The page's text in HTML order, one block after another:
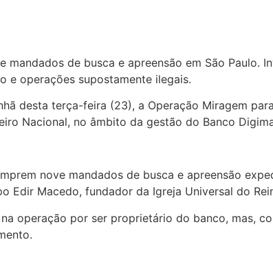
mandados de busca e apreensão em São Paulo.
e operações supostamente ilegais.
desta terça-feira (23), a Operação Miragem
Nacional, no âmbito da gestão do Banco
nove mandados de busca e apreensão
Edir Macedo, fundador da Igreja Universal do
operação por ser proprietário do banco, mas,